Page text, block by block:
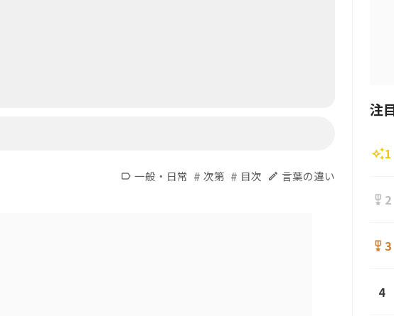
label 一般・日常 # 次第 # 目次 edit 言葉の違い
注
auto_awesome1
military_tech 2
military_tech 3
4